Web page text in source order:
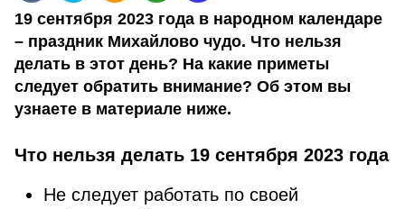
19 сентября 2023 года в народном календаре
– праздник Михайлово чудо. Что нельзя
делать в этот день? На какие приметы
следует обратить внимание? Об этом вы
узнаете в материале ниже.
Что нельзя делать 19 сентября 2023 года
Не следует работать по своей